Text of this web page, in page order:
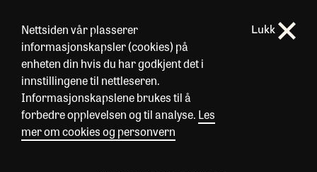
Nettsiden vår plasserer
informasjonskapsler (cookies) på
enheten din hvis du har godkjent det i
innstillingene til nettleseren.
Informasjonskapslene brukes til å
forbedre opplevelsen og til analyse. Les
mer om cookies og personvern
Lukk